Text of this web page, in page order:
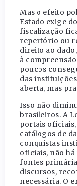
Mas o efeito
Estado exige
fiscalização
repertório ou
direito ao
à
poucos
das
aberta, mas
Isso não
brasileiros. A
portais oficiais,
catálogos de
conquistas
oficiais, não
fontes
discursos,
necessária. O